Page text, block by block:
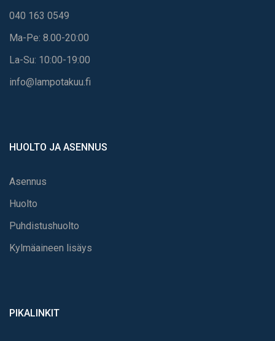
040 163 0549
Ma-Pe: 8.00-20:00
La-Su: 10:00-19:00
info@lampotakuu.fi
HUOLTO JA ASENNUS
Asennus
Huolto
Puhdistushuolto
Kylmäaineen lisäys
PIKALINKIT